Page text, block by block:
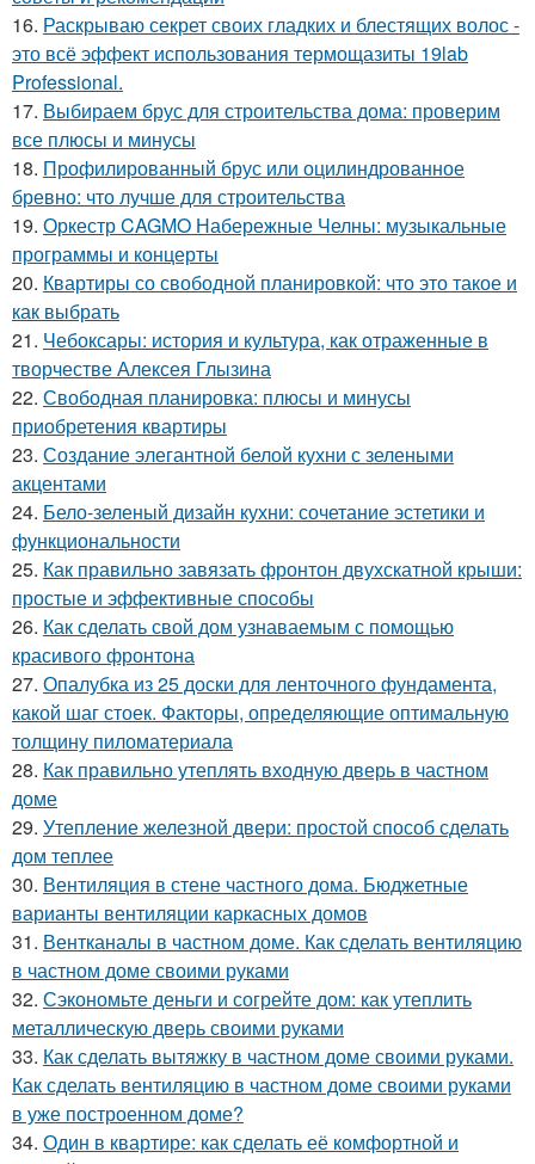
16. Раскрываю секрет своих гладких и блестящих волос -
это всё эффект использования термощазиты 19lab
Professional.
17. Выбираем брус для строительства дома: проверим
все плюсы и минусы
18. Профилированный брус или оцилиндрованное
бревно: что лучше для строительства
19. Оркестр CAGMO Набережные Челны: музыкальные
программы и концерты
20. Квартиры со свободной планировкой: что это такое и
как выбрать
21. Чебоксары: история и культура, как отраженные в
творчестве Алексея Глызина
22. Свободная планировка: плюсы и минусы
приобретения квартиры
23. Создание элегантной белой кухни с зелеными
акцентами
24. Бело-зеленый дизайн кухни: сочетание эстетики и
функциональности
25. Как правильно завязать фронтон двухскатной крыши:
простые и эффективные способы
26. Как сделать свой дом узнаваемым с помощью
красивого фронтона
27. Опалубка из 25 доски для ленточного фундамента,
какой шаг стоек. Факторы, определяющие оптимальную
толщину пиломатериала
28. Как правильно утеплять входную дверь в частном
доме
29. Утепление железной двери: простой способ сделать
дом теплее
30. Вентиляция в стене частного дома. Бюджетные
варианты вентиляции каркасных домов
31. Вентканалы в частном доме. Как сделать вентиляцию
в частном доме своими руками
32. Сэкономьте деньги и согрейте дом: как утеплить
металлическую дверь своими руками
33. Как сделать вытяжку в частном доме своими руками.
Как сделать вентиляцию в частном доме своими руками
в уже построенном доме?
34. Один в квартире: как сделать её комфортной и